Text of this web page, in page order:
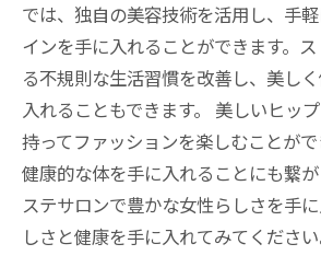
では、独自の美容技術を活用し、手
インを手に入れることができます。
る不規則な生活習慣を改善し、美し
入れることもできます。 美しいヒッ
持ってファッションを楽しむことがで
健康的な体を手に入れることにも繋
ステサロンで豊かな女性らしさを手
しさと健康を手に入れてみてください